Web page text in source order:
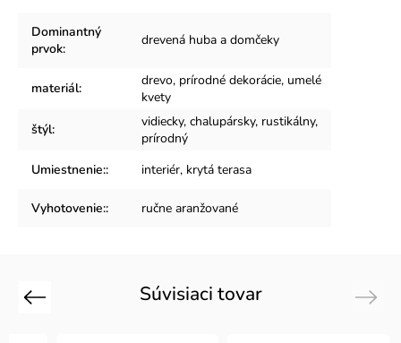
Dominantný
prvok:
drevená huba a domčeky
materiál:
drevo, prírodné dekorácie, umelé
kvety
štýl:
vidiecky, chalupársky, rustikálny,
prírodný
Umiestnenie:: interiér, krytá terasa
Vyhotovenie:: ručne aranžované
Súvisiaci tovar
Previous Next